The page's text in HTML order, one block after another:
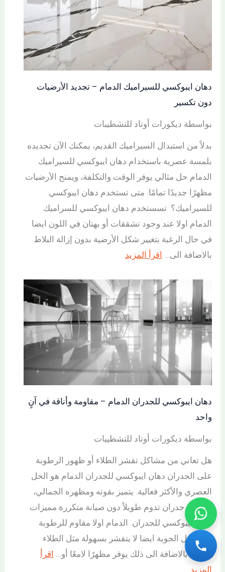
دهان ايبوكسي للسيراميك الدمام – تجديد الأرضيات
دون تكسير
بواسطة ديكورات أوتاد للتشطيبات
بدلاً من استبدال السيراميك القديم، يمكنك الآن تجديده
بلمسة عصرية باستخدام دهان ايبوكسي للسيراميك
الدمام حل مثالي يوفر الوقت والتكلفة، ويمنح الأرضيات
مظهرًا جديدًا تمامًا. متى تستخدم دهان ايبوكسي
للسيراميك؟ تسستخدم دهان ايبوكسي للسراميك
الدمام اولا عند وجود تشققات أو بهتان في اللون ايضا
في حال الرغبة بتغيير شكل الأرضية بدون إزالة البلاط
بالاضافة الى… اقرأ المزيد
دهان ايبوكسي للجدران الدمام – مقاومة وأناقة في آنٍ
واحد
بواسطة ديكورات أوتاد للتشطيبات
هل تعاني من مشاكل تقشر الطلاء أو ظهور الرطوبة
على الجدران دهان ايبوكسي للجدران الدمام هو الحل
العصري والأكثر فعالية. يتميز بقوته ومظهره الجمالي،
ليمنحك جدران تدوم طويلاً دون صيانة متكررة مميزات
دهان ايبوكسي للجدران الدمام اولا مقاوم للرطوبة
والعوامل الجوية ايضا لا يتقشر بسهولة مثل الطلاء
العادي بالاضافة الى ذلك يوفر مظهرًا لامعًا أو… اقرأ
المزيد